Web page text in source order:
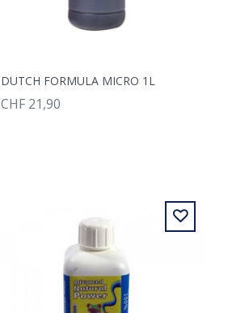
DUTCH FORMULA MICRO 1L
CHF 21,90